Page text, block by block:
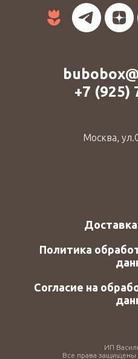
+7 (925)
Москва,
Политика
Согласие на
ИП
Все права